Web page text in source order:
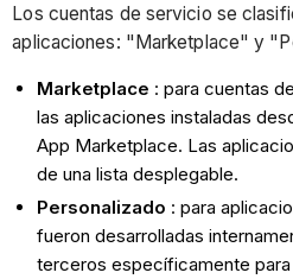
Los cuentas de servicio se
aplicaciones: "Marketplace" y
Marketplace : para cuentas
las aplicaciones instaladas
App Marketplace. Las
de una lista desplegable.
Personalizado : para
fueron desarrolladas
terceros específicamente para